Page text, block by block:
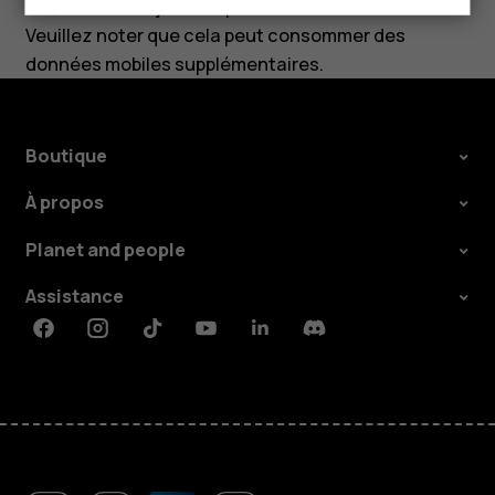
Veuillez noter que cela peut consommer des
données mobiles supplémentaires.
Boutique
À propos
Planet and people
Assistance
FacebookInstagramTiktokYoutubeLinkedinDiscord